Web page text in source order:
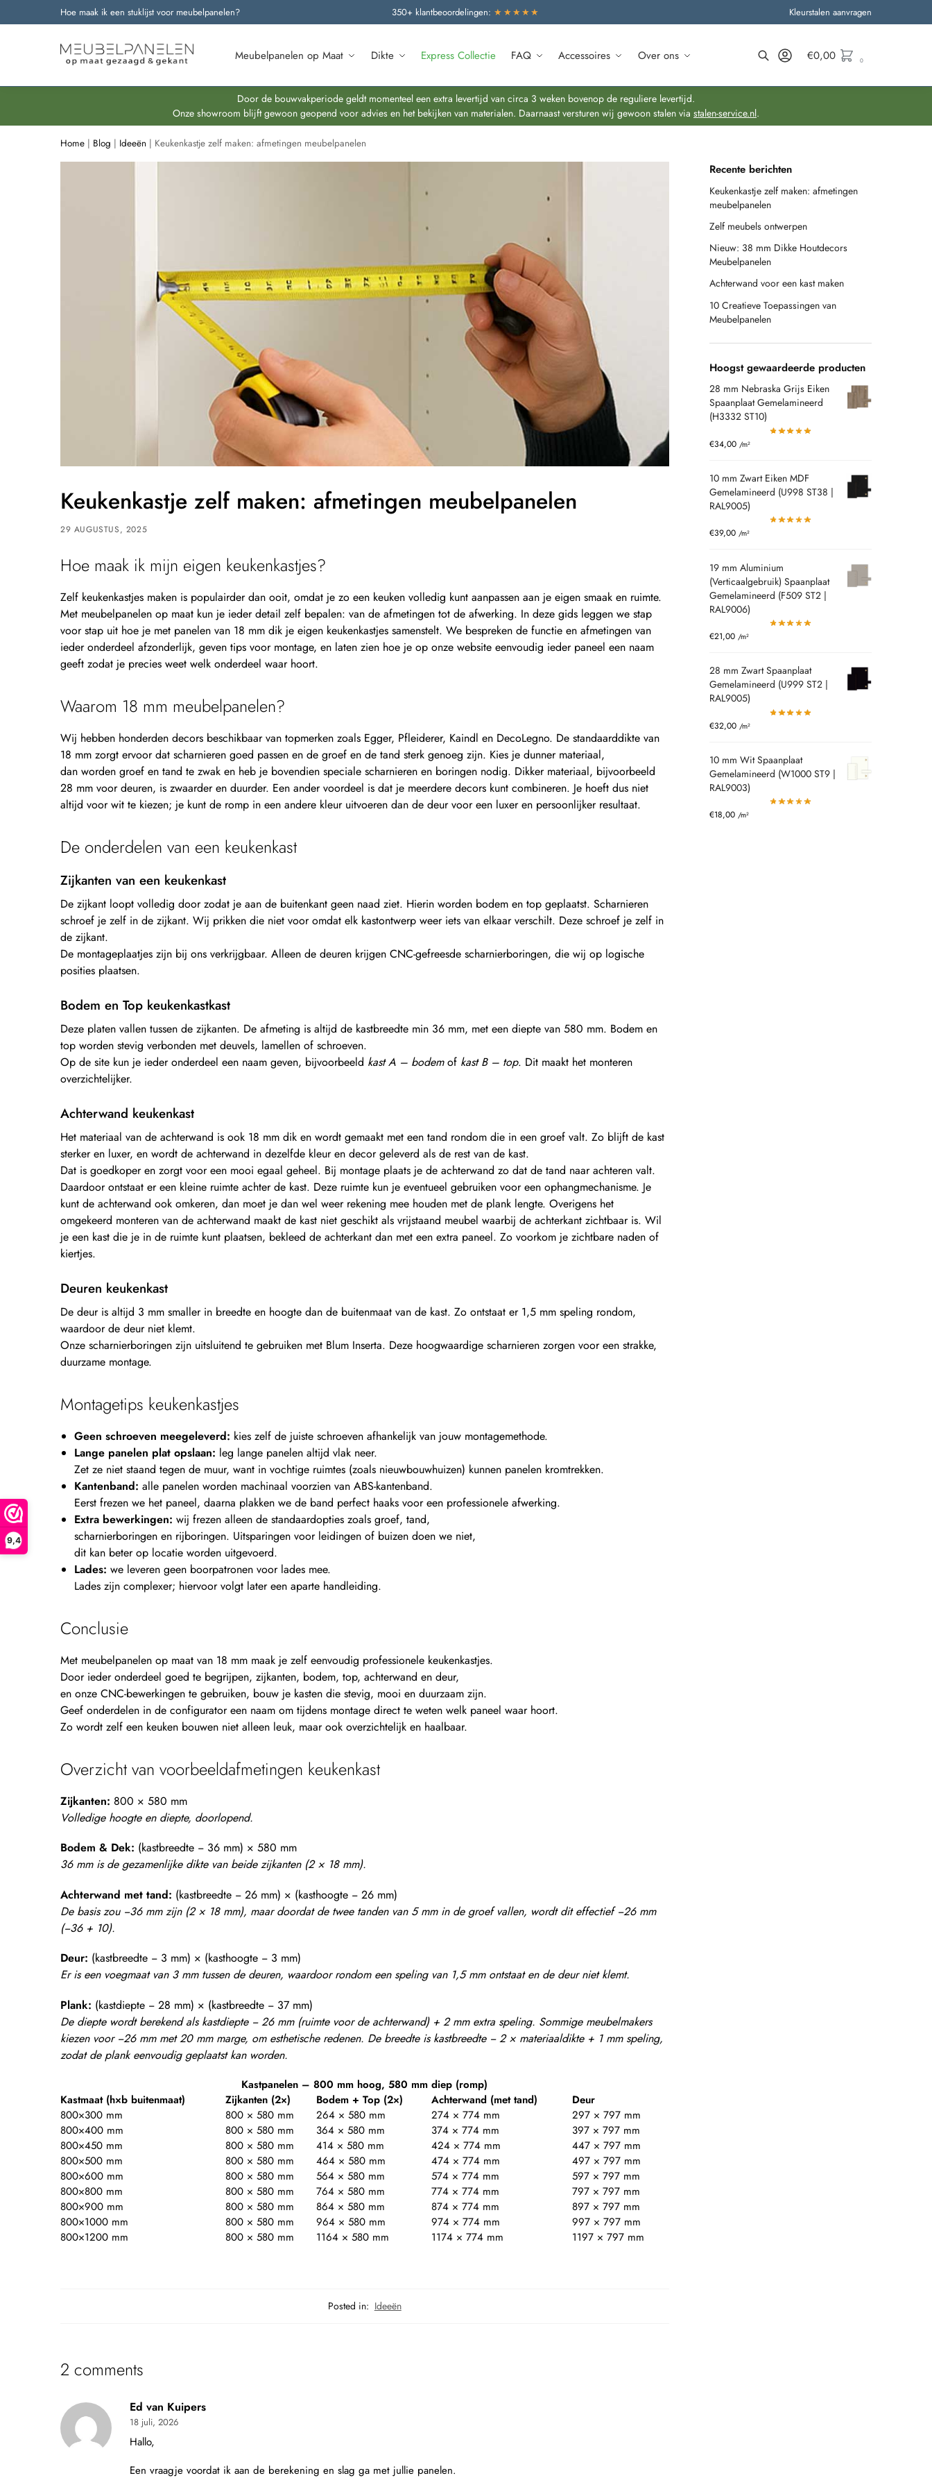
9,4
Hoe maak ik een stuklijst voor meubelpanelen? 350+ klantbeoordelingen: ★★★★★ Kleurstalen aanvragen
Meubelpanelen op Maat Dikte Express Collectie FAQ Accessoires Over ons
Onze nieuwste producten
€0,00 0
Door de bouwvakperiode geldt momenteel een extra levertijd van circa 3 weken bovenop de reguliere levertijd.
Onze showroom blijft gewoon geopend voor advies en het bekijken van materialen. Daarnaast versturen wij gewoon stalen via stalen-service.nl.
Home | Blog | Ideeën | Keukenkastje zelf maken: afmetingen meubelpanelen
Keukenkastje zelf maken: afmetingen meubelpanelen
29 AUGUSTUS, 2025
Hoe maak ik mijn eigen keukenkastjes?
Zelf keukenkastjes maken is populairder dan ooit, omdat je zo een keuken volledig kunt aanpassen aan je eigen smaak en ruimte.
Met meubelpanelen op maat kun je ieder detail zelf bepalen: van de afmetingen tot de afwerking. In deze gids leggen we stap
voor stap uit hoe je met panelen van 18 mm dik je eigen keukenkastjes samenstelt. We bespreken de functie en afmetingen van
ieder onderdeel afzonderlijk, geven tips voor montage, en laten zien hoe je op onze website eenvoudig ieder paneel een naam
geeft zodat je precies weet welk onderdeel waar hoort.
Waarom 18 mm meubelpanelen?
Wij hebben honderden decors beschikbaar van topmerken zoals Egger, Pfleiderer, Kaindl en DecoLegno. De standaarddikte van
18 mm zorgt ervoor dat scharnieren goed passen en de groef en de tand sterk genoeg zijn. Kies je dunner materiaal,
dan worden groef en tand te zwak en heb je bovendien speciale scharnieren en boringen nodig. Dikker materiaal, bijvoorbeeld
28 mm voor deuren, is zwaarder en duurder. Een ander voordeel is dat je meerdere decors kunt combineren. Je hoeft dus niet
altijd voor wit te kiezen; je kunt de romp in een andere kleur uitvoeren dan de deur voor een luxer en persoonlijker resultaat.
De onderdelen van een keukenkast
Zijkanten van een keukenkast
De zijkant loopt volledig door zodat je aan de buitenkant geen naad ziet. Hierin worden bodem en top geplaatst. Scharnieren
schroef je zelf in de zijkant. Wij prikken die niet voor omdat elk kastontwerp weer iets van elkaar verschilt. Deze schroef je zelf in
de zijkant.
De montageplaatjes zijn bij ons verkrijgbaar. Alleen de deuren krijgen CNC-gefreesde scharnierboringen, die wij op logische
posities plaatsen.
Bodem en Top keukenkastkast
Deze platen vallen tussen de zijkanten. De afmeting is altijd de kastbreedte min 36 mm, met een diepte van 580 mm. Bodem en
top worden stevig verbonden met deuvels, lamellen of schroeven.
Op de site kun je ieder onderdeel een naam geven, bijvoorbeeld kast A – bodemof kast B – top. Dit maakt het monteren
overzichtelijker.
Achterwand keukenkast
Het materiaal van de achterwand is ook 18 mm dik en wordt gemaakt met een tand rondom die in een groef valt. Zo blijft de kast
sterker en luxer, en wordt de achterwand in dezelfde kleur en decor geleverd als de rest van de kast.
Dat is goedkoper en zorgt voor een mooi egaal geheel. Bij montage plaats je de achterwand zo dat de tand naar achteren valt.
Daardoor ontstaat er een kleine ruimte achter de kast. Deze ruimte kun je eventueel gebruiken voor een ophangmechanisme. Je
kunt de achterwand ook omkeren, dan moet je dan wel weer rekening mee houden met de plank lengte. Overigens het
omgekeerd monteren van de achterwand maakt de kast niet geschikt als vrijstaand meubel waarbij de achterkant zichtbaar is. Wil
je een kast die je in de ruimte kunt plaatsen, bekleed de achterkant dan met een extra paneel. Zo voorkom je zichtbare naden of
kiertjes.
Deuren keukenkast
De deur is altijd 3 mm smaller in breedte en hoogte dan de buitenmaat van de kast. Zo ontstaat er 1,5 mm speling rondom,
waardoor de deur niet klemt.
Onze scharnierboringen zijn uitsluitend te gebruiken met Blum Inserta. Deze hoogwaardige scharnieren zorgen voor een strakke,
duurzame montage.
Montagetips keukenkastjes
Geen schroeven meegeleverd: kies zelf de juiste schroeven afhankelijk van jouw montagemethode.
Lange panelen plat opslaan: leg lange panelen altijd vlak neer.
Zet ze niet staand tegen de muur, want in vochtige ruimtes (zoals nieuwbouwhuizen) kunnen panelen kromtrekken.
Kantenband: alle panelen worden machinaal voorzien van ABS-kantenband.
Eerst frezen we het paneel, daarna plakken we de band perfect haaks voor een professionele afwerking.
Extra bewerkingen: wij frezen alleen de standaardopties zoals groef, tand,
scharnierboringen en rijboringen. Uitsparingen voor leidingen of buizen doen we niet,
dit kan beter op locatie worden uitgevoerd.
Lades: we leveren geen boorpatronen voor lades mee.
Lades zijn complexer; hiervoor volgt later een aparte handleiding.
Conclusie
Met meubelpanelen op maat van 18 mm maak je zelf eenvoudig professionele keukenkastjes.
Door ieder onderdeel goed te begrijpen, zijkanten, bodem, top, achterwand en deur,
en onze CNC-bewerkingen te gebruiken, bouw je kasten die stevig, mooi en duurzaam zijn.
Geef onderdelen in de configurator een naam om tijdens montage direct te weten welk paneel waar hoort.
Zo wordt zelf een keuken bouwen niet alleen leuk, maar ook overzichtelijk en haalbaar.
Overzicht van voorbeeldafmetingen keukenkast
Zijkanten: 800 × 580 mm
Volledige hoogte en diepte, doorlopend.
Bodem & Dek: (kastbreedte − 36 mm) × 580 mm
36 mm is de gezamenlijke dikte van beide zijkanten (2 × 18 mm).
Achterwand met tand: (kastbreedte − 26 mm) × (kasthoogte − 26 mm)
De basis zou −36 mm zijn (2 × 18 mm), maar doordat de twee tanden van 5 mm in de groef vallen, wordt dit effectief −26 mm
(−36 + 10).
Deur: (kastbreedte − 3 mm) × (kasthoogte − 3 mm)
Er is een voegmaat van 3 mm tussen de deuren, waardoor rondom een speling van 1,5 mm ontstaat en de deur niet klemt.
Plank: (kastdiepte − 28 mm) × (kastbreedte − 37 mm)
De diepte wordt berekend als kastdiepte − 26 mm (ruimte voor de achterwand) + 2 mm extra speling. Sommige meubelmakers
kiezen voor −26 mm met 20 mm marge, om esthetische redenen. De breedte is kastbreedte − 2 × materiaaldikte + 1 mm speling,
zodat de plank eenvoudig geplaatst kan worden.
Kastpanelen – 800 mm hoog, 580 mm diep (romp)
Kastmaat (h×b buitenmaat)
Zijkanten (2×) Bodem + Top (2×) Achterwand (met tand)
Deur
800×300 mm
800 × 580 mm 264 × 580 mm 274 × 774 mm
297 × 797 mm
800×400 mm
800 × 580 mm 364 × 580 mm 374 × 774 mm
397 × 797 mm
800×450 mm
800 × 580 mm 414 × 580 mm 424 × 774 mm
447 × 797 mm
800×500 mm
800 × 580 mm 464 × 580 mm 474 × 774 mm
497 × 797 mm
800×600 mm
800 × 580 mm 564 × 580 mm 574 × 774 mm
597 × 797 mm
800×800 mm
800 × 580 mm 764 × 580 mm 774 × 774 mm
797 × 797 mm
800×900 mm
800 × 580 mm 864 × 580 mm 874 × 774 mm
897 × 797 mm
800×1000 mm
800 × 580 mm 964 × 580 mm 974 × 774 mm
997 × 797 mm
800×1200 mm
800 × 580 mm 1164 × 580 mm 1174 × 774 mm 1197 × 797 mm
Posted in: Ideeën
2 comments
Ed van Kuipers
18 juli, 2026
Hallo,
Een vraagje voordat ik aan de berekening en slag ga met jullie panelen.
Recente berichten
Keukenkastje zelf maken: afmetingen
meubelpanelen
Zelf meubels ontwerpen
Nieuw: 38 mm Dikke Houtdecors
Meubelpanelen
Achterwand voor een kast maken
10 Creatieve Toepassingen van
Meubelpanelen
Hoogst gewaardeerde producten
28 mm Nebraska Grijs Eiken
Spaanplaat Gemelamineerd
(H3332 ST10)
€34,00 /m²
10 mm Zwart Eiken MDF
Gemelamineerd (U998 ST38 |
RAL9005)
€39,00 /m²
19 mm Aluminium
(Verticaalgebruik) Spaanplaat
Gemelamineerd (F509 ST2 |
RAL9006)
€21,00 /m²
28 mm Zwart Spaanplaat
Gemelamineerd (U999 ST2 |
RAL9005)
€32,00 /m²
10 mm Wit Spaanplaat
Gemelamineerd (W1000 ST9 |
RAL9003)
€18,00 /m²